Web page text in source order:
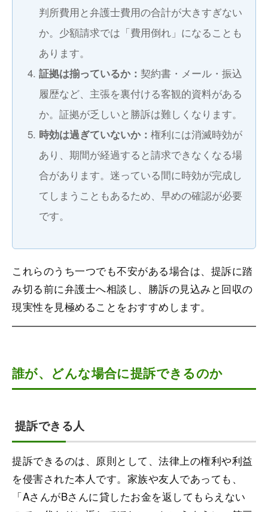
判所費用と弁護士費用の合計が大きすぎない
か。少額請求では「費用倒れ」になることも
あります。
証拠は揃っているか： 契約書・メール・振込
履歴など、主張を裏付ける客観的資料がある
か。証拠が乏しいと勝訴は難しくなります。
時効は過ぎていないか： 権利には消滅時効が
あり、期間が経過すると請求できなくなる場
合があります。迷っている間に時効が完成し
てしまうこともあるため、早めの確認が必要
です。
これらのうち一つでも不安がある場合は、提訴に踏
み切る前に弁護士へ相談し、勝訴の見込みと回収の
現実性を見極めることをおすすめします。
誰が、どんな場合に提訴できるのか
提訴できる人
提訴できるのは、原則として、法律上の権利や利益
を侵害された本人です。家族や友人であっても、
「AさんがBさんに貸したお金を返してもらえない